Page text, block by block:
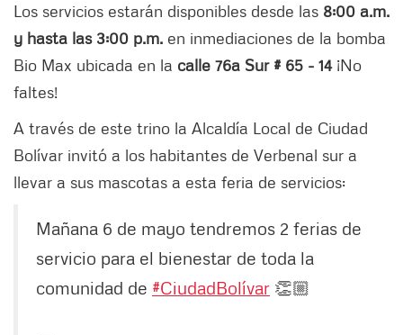
Los servicios estarán disponibles desde las 8:00 a.m.
y hasta las 3:00 p.m. en inmediaciones de la bomba
Bio Max ubicada en la calle 76a Sur # 65 - 14¡No
faltes!
A través de este trino la Alcaldía Local de Ciudad
Bolívar invitó a los habitantes de Verbenal sur a
llevar a sus mascotas a esta feria de servicios:
Mañana 6 de mayo tendremos 2 ferias de
servicio para el bienestar de toda la
comunidad de #CiudadBolívar 👏🏼